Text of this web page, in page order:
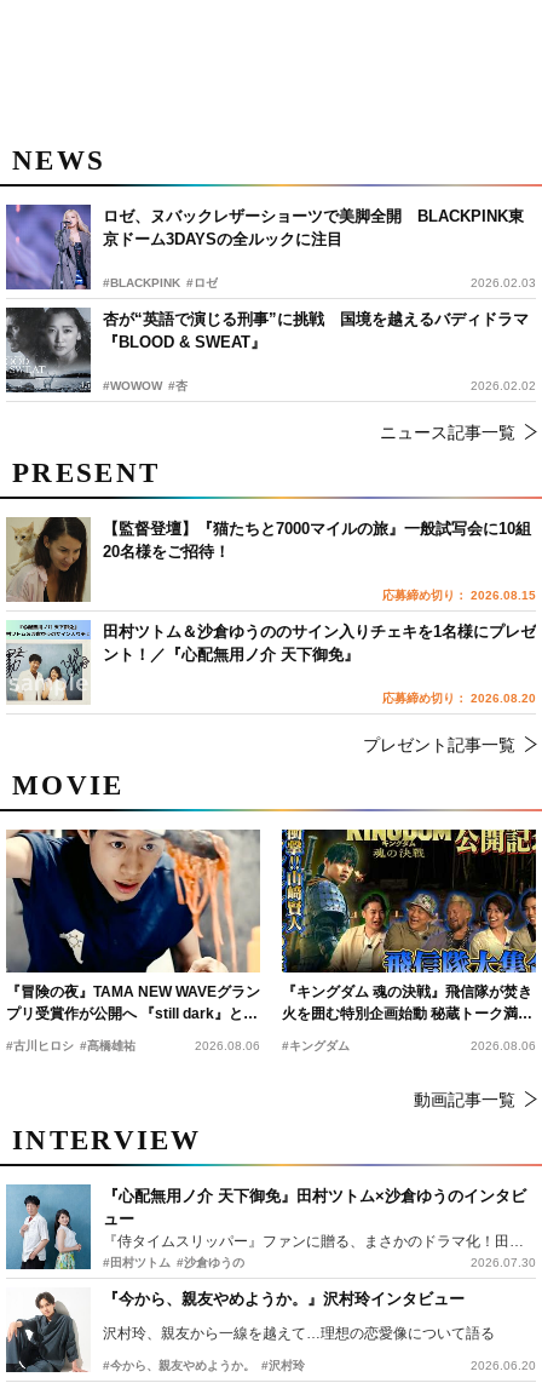
NEWS
ロゼ、ヌバックレザーショーツで美脚全開 BLACKPINK東
京ドーム3DAYSの全ルックに注目
#BLACKPINK #ロゼ 2026.02.03
杏が“英語で演じる刑事”に挑戦 国境を越えるバディドラマ
『BLOOD & SWEAT』
#WOWOW #杏 2026.02.02
ニュース記事一覧
MOVIE
『冒険の夜』TAMA NEW WAVEグラン
プリ受賞作が公開へ 『still dark』と同
時上映決定
#古川ヒロシ #髙橋雄祐 2026.08.06
『キングダム 魂の決戦』飛信隊が焚き
火を囲む特別企画始動 秘蔵トーク満載
の“キングダムキャンプ”開催
#キングダム 2026.08.06
動画記事一覧
INTERVIEW
『心配無用ノ介 天下御免』田村ツトム×沙倉ゆうのインタビ
ュー
『侍タイムスリッパー』ファンに贈る、まさかのドラマ化！田村ツトム×沙倉ゆうのが語る『心配無用ノ介』撮影秘話
#田村ツトム #沙倉ゆうの 2026.07.30
『今から、親友やめようか。』沢村玲インタビュー
沢村玲、親友から一線を越えて…理想の恋愛像について語る
#今から、親友やめようか。 #沢村玲 2026.06.20
PRESENT
【監督登壇】『猫たちと7000マイルの旅』一般試写会に10組
20名様をご招待！
応募締め切り： 2026.08.15
田村ツトム＆沙倉ゆうののサイン入りチェキを1名様にプレゼ
ント！／『心配無用ノ介 天下御免』
応募締め切り： 2026.08.20
プレゼント記事一覧